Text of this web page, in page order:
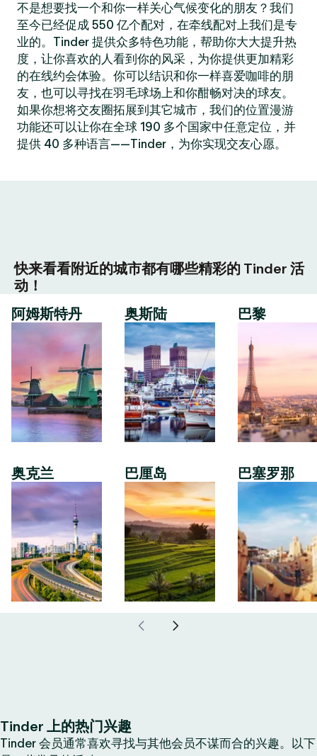
不是想要找一个和你一样关心气候变化的朋友？我们
至今已经促成 550 亿个配对，在牵线配对上我们是专
业的。Tinder 提供众多特色功能，帮助你大大提升热
度，让你喜欢的人看到你的风采，为你提供更加精彩
的在线约会体验。你可以结识和你一样喜爱咖啡的朋
友，也可以寻找在羽毛球场上和你酣畅对决的球友。
如果你想将交友圈拓展到其它城市，我们的位置漫游
功能还可以让你在全球 190 多个国家中任意定位，并
提供 40 多种语言——Tinder，为你实现交友心愿。
快来看看附近的城市都有哪些精彩的 Tinder 活
动！
阿姆斯特丹
奥克兰
奥斯陆
巴厘岛
巴黎
巴塞罗那
Tinder 上的热门兴趣
Tinder 会员通常喜欢寻找与其他会员不谋而合的兴趣。以下